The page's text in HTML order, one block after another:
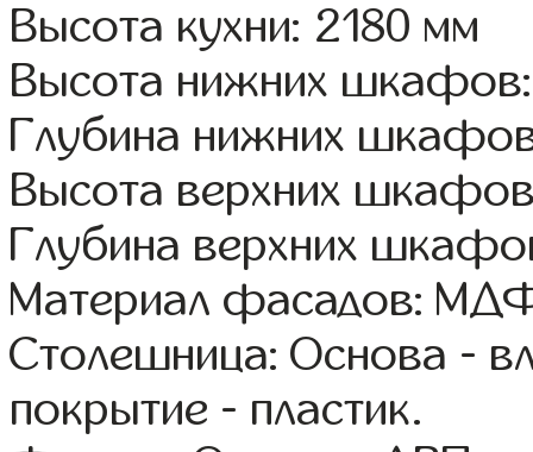
Высота кухни: 2180 мм
Высота нижних
Глубина нижних
Высота верхних
Глубина верхних
Материал фасадов:
Столешница: Основа -
покрытие - пластик.